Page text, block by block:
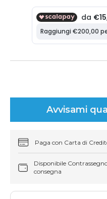
Avvisami
Paga con Carta di
Disponibile
consegna